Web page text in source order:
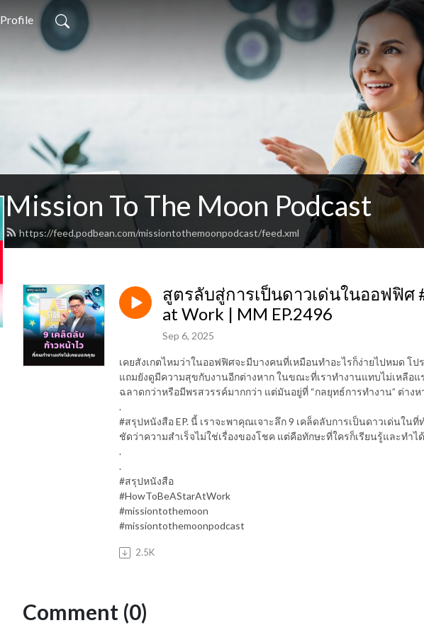
Profile
Mission To The Moon Podcast
https://feed.podbean.com/missiontothemoonpodcast/feed.xml
สูตรลับสู่การเป็นดาวเด่นในออฟฟิศ
at Work | MM EP.2496
Sep 6, 2025
เคยสังเกตไหมว่าในออฟฟิศจะมีบางคนที่เหมือนทำอะไรก็ง่ายไปหมด โป
แถมยังดูมีความสุขกับงานอีกต่างหาก ในขณะที่เราทำงานแทบไม่เหลือแ
ฉลาดกว่าหรือมีพรสวรรค์มากกว่า แต่มันอยู่ที่ “กลยุทธ์การทำงาน” ต่างห
.
#สรุปหนังสือ EP. นี้ เราจะพาคุณเจาะลึก 9 เคล็ดลับการเป็นดาวเด่นใน
ชัดว่าความสำเร็จไม่ใช่เรื่องของโชค แต่คือทักษะที่ใครก็เรียนรู้และทำได้
.
.
#สรุปหนังสือ
#HowToBeAStarAtWork
#missiontothemoon
#missiontothemoonpodcast
2.5K
Comment (0)